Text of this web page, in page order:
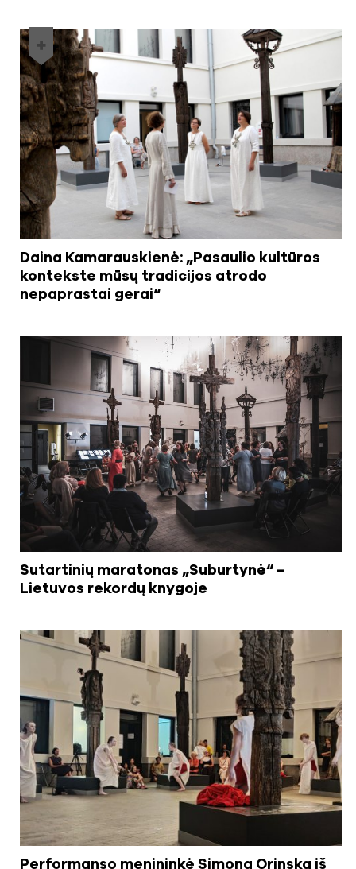
Daina Kamarauskienė: „Pasaulio kultūros
kontekste mūsų tradicijos atrodo
nepaprastai gerai“
Sutartinių maratonas „Suburtynė“ –
Lietuvos rekordų knygoje
Performanso menininkė Simona Orinska iš